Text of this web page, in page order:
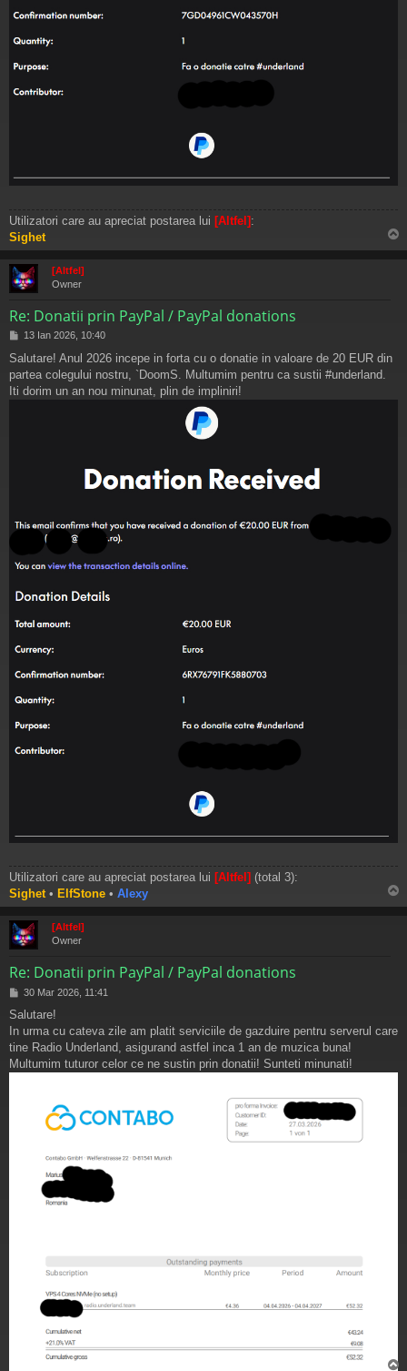
Utilizatori care au apreciat postarea lui [Altfel]:
Sighet
u
[Altfel]
Owner
Re: Donatii prin PayPal / PayPal donations
M
s
a
13 Ian 2026, 10:40
Salutare! Anul 2026 incepe in forta cu o donatie in valoare de 20 EUR din
partea colegului nostru, `DoomS. Multumim pentru ca sustii #underland.
Iti dorim un an nou minunat, plin de impliniri!
Utilizatori care au apreciat postarea lui [Altfel] (total 3):
Sighet • ElfStone • Alexy
u
[Altfel]
Owner
Re: Donatii prin PayPal / PayPal donations
M
s
a
j
30 Mar 2026, 11:41
Salutare!
In urma cu cateva zile am platit serviciile de gazduire pentru serverul care
tine Radio Underland, asigurand astfel inca 1 an de muzica buna!
Multumim tuturor celor ce ne sustin prin donatii! Sunteti minunati!